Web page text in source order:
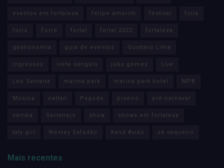
eventos em fortaleza felipe amorim festival folia
forro Forró fortal fortal 2022 fortaleza
gastronomia guia de eventos Gusttavo Lima
ingressos ivete sangalo joão gomes Live
Léo Santana marina park marina park hotel MPB
Música nattan Pagode piseiro pré-carnaval
samba Sertanejo show shows em fortaleza
taty girl Wesley Safadão Xand Avião zé vaqueiro
Mais recentes